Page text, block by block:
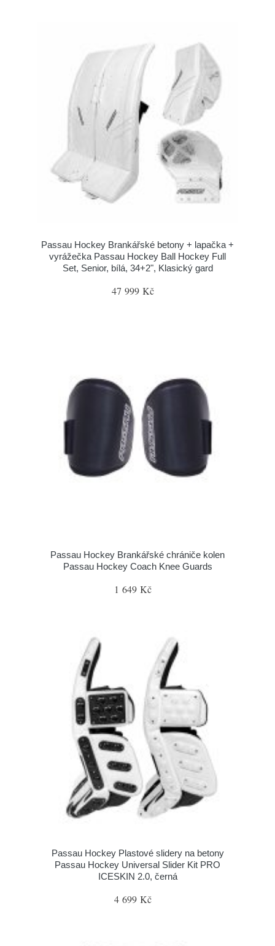
Passau Hockey Brankářské betony + lapačka +
vyrážečka Passau Hockey Ball Hockey Full
Set, Senior, bílá, 34+2", Klasický gard
47 999 Kč
Passau Hockey Brankářské chrániče kolen
Passau Hockey Coach Knee Guards
1 649 Kč
Passau Hockey Plastové slidery na betony
Passau Hockey Universal Slider Kit PRO
ICESKIN 2.0, černá
4 699 Kč